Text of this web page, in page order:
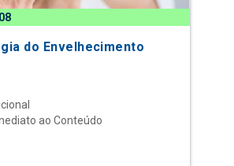
do Envelhecimento
ao Conteúdo